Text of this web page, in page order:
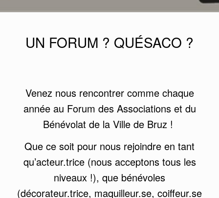
UN FORUM ? QUÉSACO ?
Venez nous rencontrer comme chaque
année au Forum des Associations et du
Bénévolat de la Ville de Bruz !
Que ce soit pour nous rejoindre en tant
qu’acteur.trice (nous acceptons tous les
niveaux !), que bénévoles
(décorateur.trice, maquilleur.se, coiffeur.se